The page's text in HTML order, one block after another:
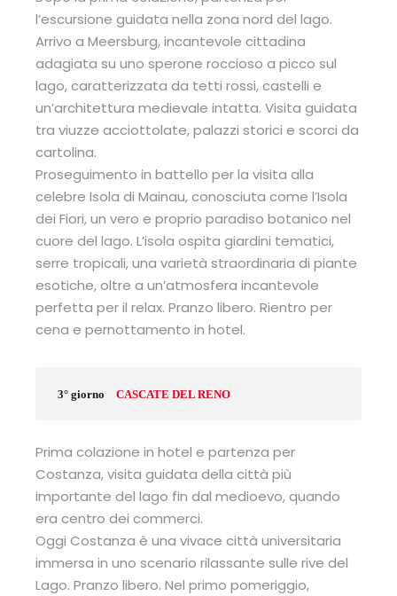
l’escursione guidata nella zona nord del lago.
Arrivo a Meersburg, incantevole cittadina
adagiata su uno sperone roccioso a picco sul
lago, caratterizzata da tetti rossi, castelli e
un’architettura medievale intatta. Visita guidata
tra viuzze acciottolate, palazzi storici e scorci da
cartolina.
Proseguimento in battello per la visita alla
celebre Isola di Mainau, conosciuta come l’Isola
dei Fiori, un vero e proprio paradiso botanico nel
cuore del lago. L’isola ospita giardini tematici,
serre tropicali, una varietà straordinaria di piante
esotiche, oltre a un’atmosfera incantevole
perfetta per il relax. Pranzo libero. Rientro per
cena e pernottamento in hotel.
3° giorno CASCATE DEL RENO
Prima colazione in hotel e partenza per
Costanza, visita guidata della città più
importante del lago fin dal medioevo, quando
era centro dei commerci.
Oggi Costanza è una vivace città universitaria
immersa in uno scenario rilassante sulle rive del
Lago. Pranzo libero. Nel primo pomeriggio,